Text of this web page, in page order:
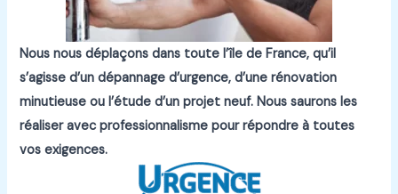
Nous nous déplaçons dans toute l’île de France, qu’il
s’agisse d’un dépannage d’urgence, d’une rénovation
minutieuse ou l’étude d’un projet neuf.Nous saurons les
réaliser avec professionnalisme pour répondre à toutes
vos exigences.